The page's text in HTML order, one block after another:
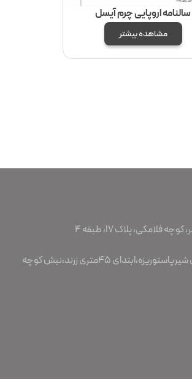
سالنامه اروپایی چرم آیسل
مشاهده بیشتر
فلامکی، پلاک ۱۷، طبقه ۴
تهران، بزرگراه فتح، زیر پل شیرپاستوریزه،ابتدای 45متری زرند،نبش کوچه